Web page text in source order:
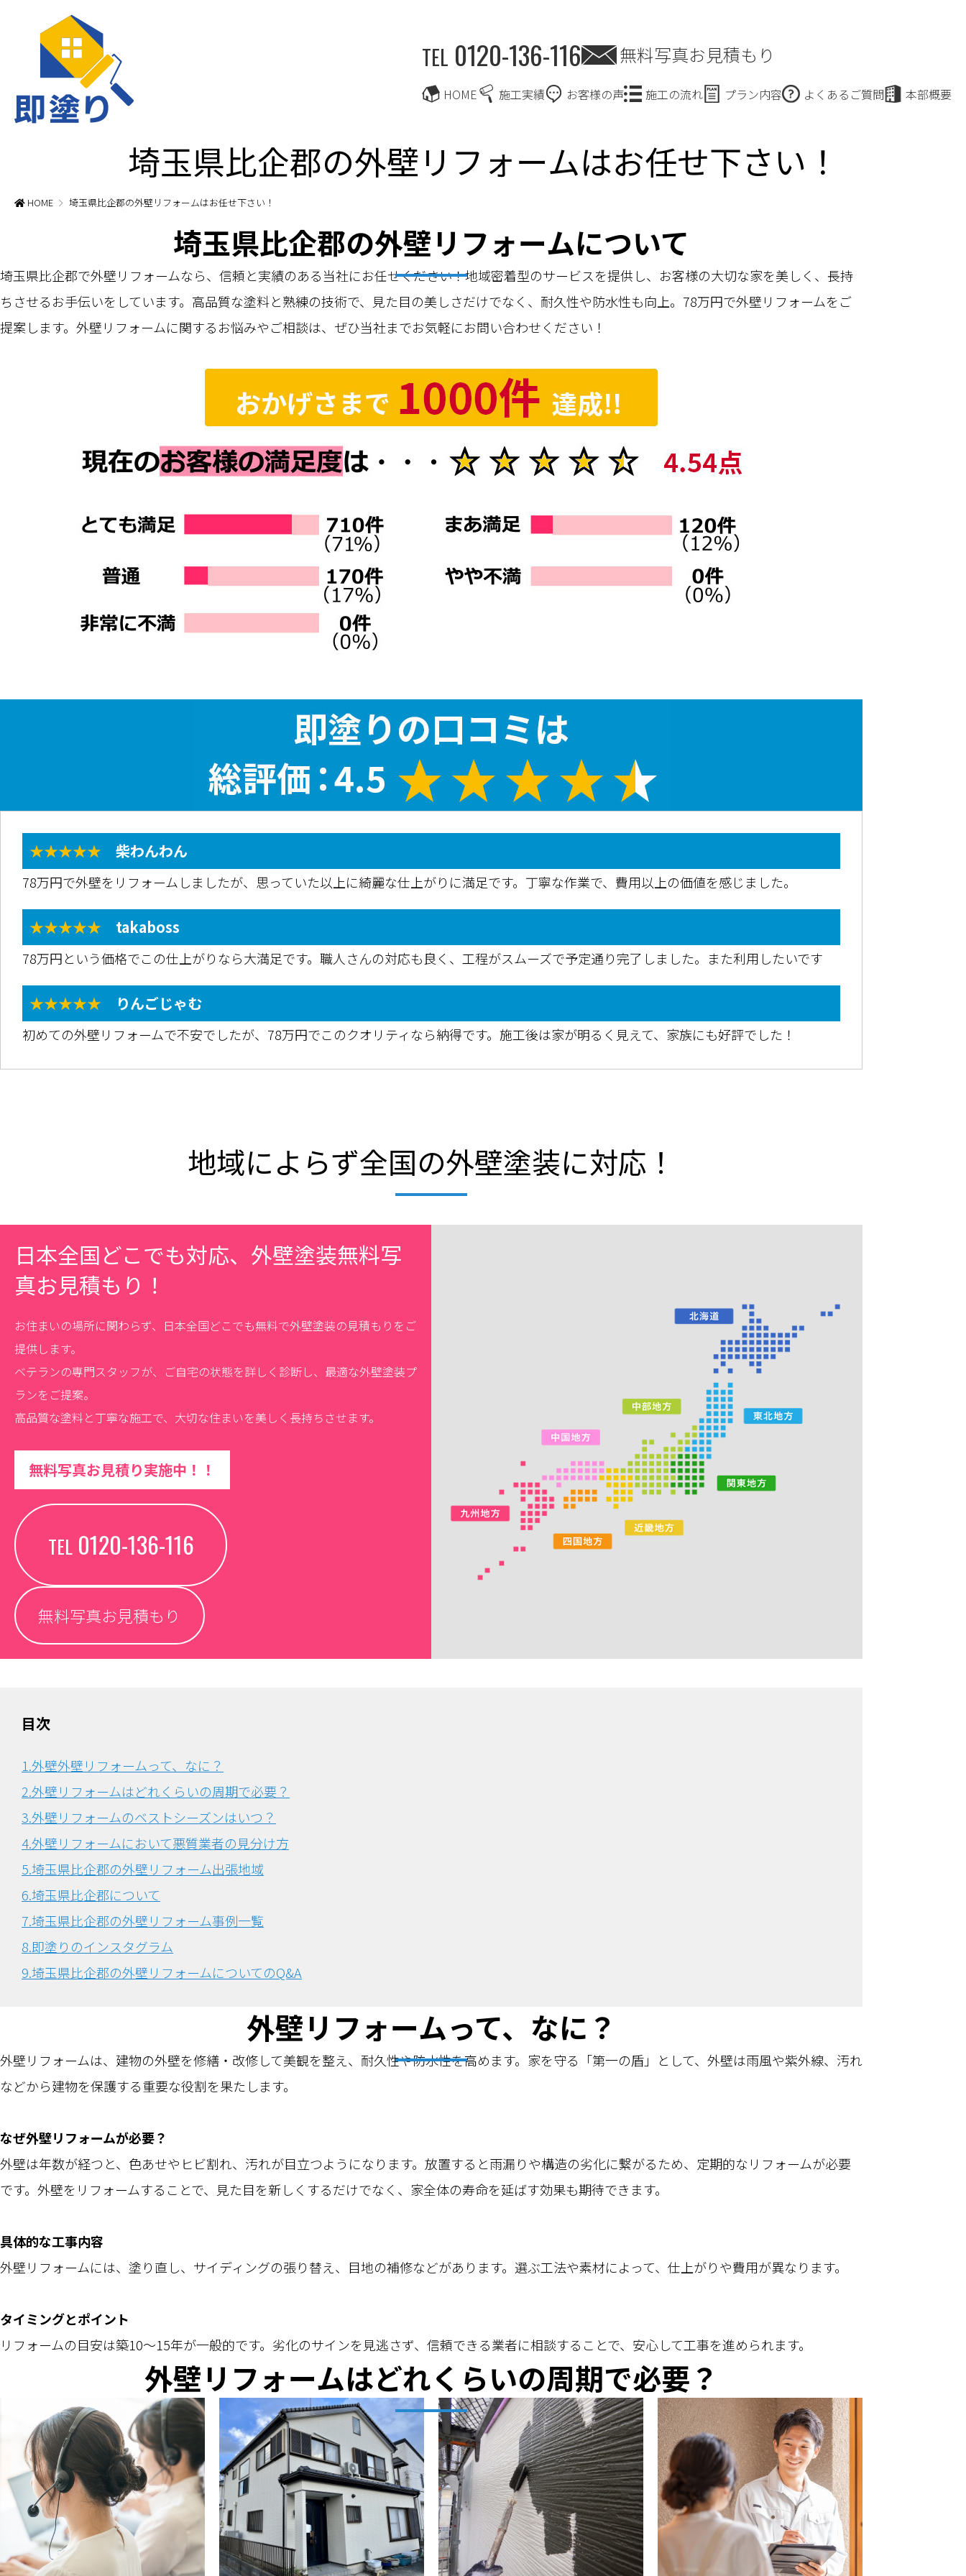
TEL 0120-136-116 無料写真お見積もり
HOME 施工実績 お客様の声 施工の流れ プラン内容 よくあるご質問 本部概要
埼玉県比企郡の外壁リフォームはお任せ下さい！
HOME 埼玉県比企郡の外壁リフォームはお任せ下さい！
埼玉県比企郡の外壁リフォームについて
埼玉県比企郡で外壁リフォームなら、信頼と実績のある当社にお任せください！地域密着型のサービスを提供し、お客様の大切な家を美しく、長持
ちさせるお手伝いをしています。高品質な塗料と熟練の技術で、見た目の美しさだけでなく、耐久性や防水性も向上。78万円で外壁リフォームをご
提案します。外壁リフォームに関するお悩みやご相談は、ぜひ当社までお気軽にお問い合わせください！
★★★★★ 柴わんわん
78万円で外壁をリフォームしましたが、思っていた以上に綺麗な仕上がりに満足です。丁寧な作業で、費用以上の価値を感じました。
★★★★★ takaboss
78万円という価格でこの仕上がりなら大満足です。職人さんの対応も良く、工程がスムーズで予定通り完了しました。また利用したいです
★★★★★ りんごじゃむ
初めての外壁リフォームで不安でしたが、78万円でこのクオリティなら納得です。施工後は家が明るく見えて、家族にも好評でした！
地域によらず全国の外壁塗装に対応！
日本全国どこでも対応、外壁塗装無料写
真お見積もり！
お住まいの場所に関わらず、日本全国どこでも無料で外壁塗装の見積もりをご
提供します。
ベテランの専門スタッフが、ご自宅の状態を詳しく診断し、最適な外壁塗装プ
ランをご提案。
高品質な塗料と丁寧な施工で、大切な住まいを美しく長持ちさせます。
無料写真お見積り実施中！！
TEL0120-136-116
無料写真お見積もり
目次
1.外壁外壁リフォームって、なに？
2.外壁リフォームはどれくらいの周期で必要？
3.外壁リフォームのベストシーズンはいつ？
4.外壁リフォームにおいて悪質業者の見分け方
5.埼玉県比企郡の外壁リフォーム出張地域
6.埼玉県比企郡について
7.埼玉県比企郡の外壁リフォーム事例一覧
8.即塗りのインスタグラム
9.埼玉県比企郡の外壁リフォームについてのQ&A
外壁リフォームって、なに？
外壁リフォームは、建物の外壁を修繕・改修して美観を整え、耐久性や防水性を高めます。家を守る「第一の盾」として、外壁は雨風や紫外線、汚れ
などから建物を保護する重要な役割を果たします。
なぜ外壁リフォームが必要？
外壁は年数が経つと、色あせやヒビ割れ、汚れが目立つようになります。放置すると雨漏りや構造の劣化に繋がるため、定期的なリフォームが必要
です。外壁をリフォームすることで、見た目を新しくするだけでなく、家全体の寿命を延ばす効果も期待できます。
具体的な工事内容
外壁リフォームには、塗り直し、サイディングの張り替え、目地の補修などがあります。選ぶ工法や素材によって、仕上がりや費用が異なります。
タイミングとポイント
リフォームの目安は築10～15年が一般的です。劣化のサインを見逃さず、信頼できる業者に相談することで、安心して工事を進められます。
外壁リフォームはどれくらいの周期で必要？